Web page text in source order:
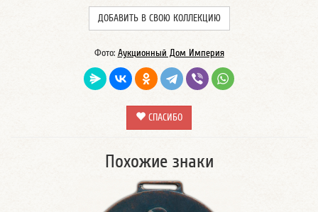
ДОБАВИТЬ В СВОЮ КОЛЛЕКЦИЮ
Фото: Аукционный Дом Империя
СПАСИБО
Похожие знаки